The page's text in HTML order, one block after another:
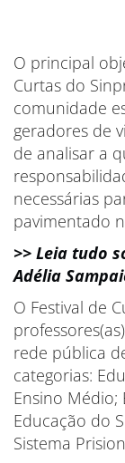
O principal
Curtas do
comunidade
geradores de
de analisar a
necessárias
pavimentado
>> Leia tudo
Adélia
O Festival de
rede pública
categorias:
Ensino Médio;
Educação do
Sistema